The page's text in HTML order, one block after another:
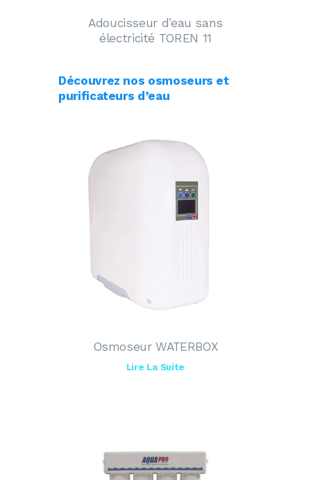
Adoucisseur d’eau sans
électricité TOREN 11
Découvrez nos osmoseurs et
purificateurs d’eau
Osmoseur WATERBOX
Lire La Suite